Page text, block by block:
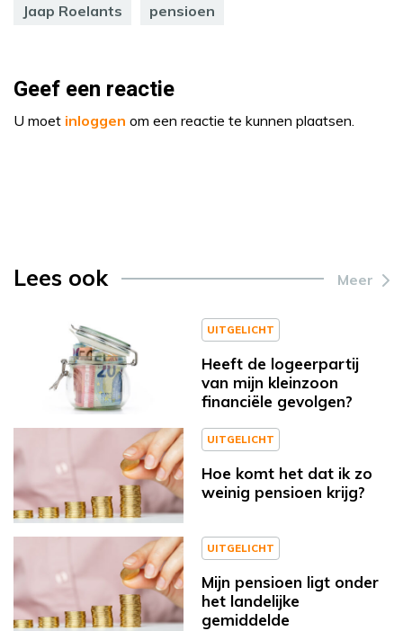
Jaap Roelants pensioen
Geef een reactie
U moet inloggen om een reactie te kunnen plaatsen.
Lees ook Meer
UITGELICHT
Heeft de logeerpartij
van mijn kleinzoon
financiële gevolgen?
UITGELICHT
Hoe komt het dat ik zo
weinig pensioen krijg?
UITGELICHT
Mijn pensioen ligt onder
het landelijke
gemiddelde